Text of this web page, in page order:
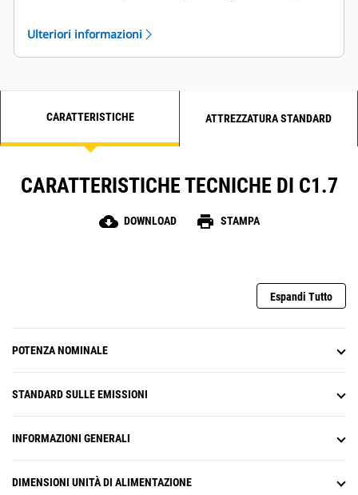
Ulteriori informazioni
CARATTERISTICHE ATTREZZATURA STANDARD
CARATTERISTICHE TECNICHE DI C1.7
cloud_download DOWNLOAD print STAMPA
Espandi Tutto
POTENZA NOMINALE
STANDARD SULLE EMISSIONI
INFORMAZIONI GENERALI
DIMENSIONI UNITÀ DI ALIMENTAZIONE